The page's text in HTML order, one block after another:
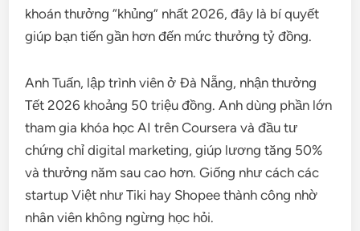
khoán thưởng “khủng” nhất 2026, đây là bí quyết
giúp bạn tiến gần hơn đến mức thưởng tỷ đồng.
Anh Tuấn, lập trình viên ở Đà Nẵng, nhận thưởng
Tết 2026 khoảng 50 triệu đồng. Anh dùng phần lớn
tham gia khóa học AI trên Coursera và đầu tư
chứng chỉ digital marketing, giúp lương tăng 50%
và thưởng năm sau cao hơn. Giống như cách các
startup Việt như Tiki hay Shopee thành công nhờ
nhân viên không ngừng học hỏi.